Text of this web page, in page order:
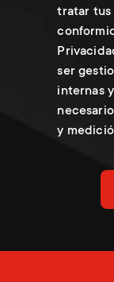
tratar tus
ser
internas
y